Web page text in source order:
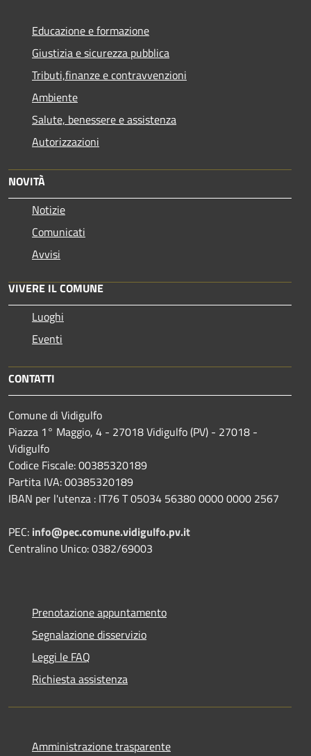
Educazione e formazione
Giustizia e sicurezza pubblica
Tributi,finanze e contravvenzioni
Ambiente
Salute, benessere e assistenza
Autorizzazioni
NOVITÀ
Notizie
Comunicati
Avvisi
VIVERE IL COMUNE
Luoghi
Eventi
CONTATTI
Comune di Vidigulfo
Piazza 1° Maggio, 4 - 27018 Vidigulfo (PV) - 27018 -
Vidigulfo
Codice Fiscale: 00385320189
Partita IVA: 00385320189
IBAN per l'utenza : IT76 T 05034 56380 0000 0000 2567
PEC: info@pec.comune.vidigulfo.pv.it
Centralino Unico: 0382/69003
Prenotazione appuntamento
Segnalazione disservizio
Leggi le FAQ
Richiesta assistenza
Amministrazione trasparente